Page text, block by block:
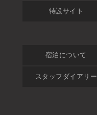
特設サイト
宿泊について
スタッフダイアリー